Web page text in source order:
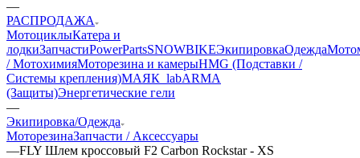
—
РАСПРОДАЖА
МотоциклыКатера и
лодкиЗапчастиPowerPartsSNOWBIKEЭкипировкаОдежда
/ МотохимияМоторезина и камерыHMG (Подставки /
Системы крепления)МАЯК_labARMA
(Защиты)Энергетические гели
—
Экипировка/Одежда
МоторезинаЗапчасти / Аксессуары
—FLY Шлем кроссовый F2 Carbon Rockstar - XS